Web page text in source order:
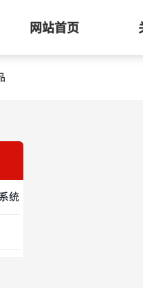
网站首页
统